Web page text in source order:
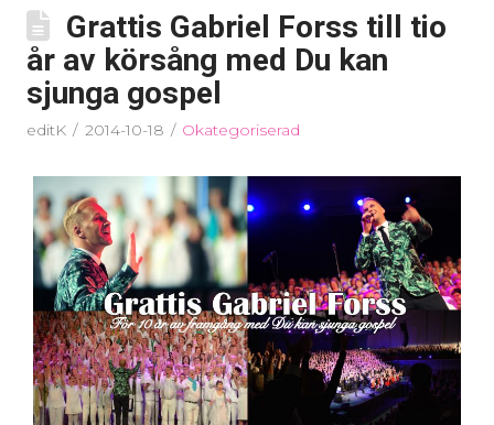
Grattis Gabriel Forss till tio
år av körsång med Du kan
sjunga gospel
editK 2014-10-18 Okategoriserad